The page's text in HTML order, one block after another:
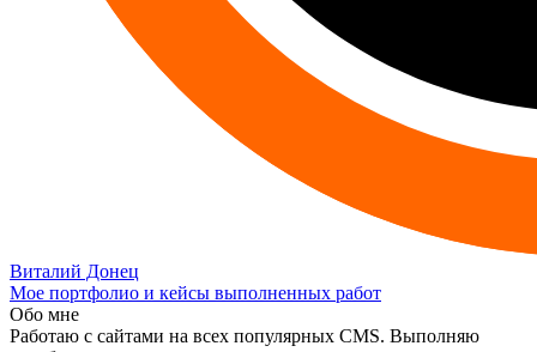
Виталий Донец
Мое портфолио и кейсы выполненных работ
Обо мне
Работаю с сайтами на всех популярных CMS. Выполняю